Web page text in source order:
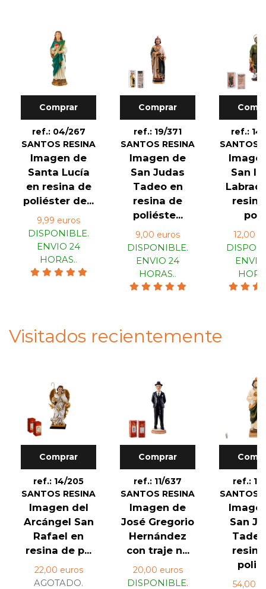
Comprar
ref.: 04/267
SANTOS RESINA
Imagen de
Santa Lucía
en resina de
poliéster de...
9,99 euros
DISPONIBLE.
ENVIO 24
HORAS..
Comprar
ref.: 19/371
SANTOS RESINA
Imagen de
San Judas
Tadeo en
resina de
poliéste...
9,00 euros
DISPONIBLE.
ENVIO 24
HORAS..
ref.:
SANTOS
San
12,00
Visitados recientemente
Comprar
ref.: 14/205
SANTOS RESINA
Imagen del
Arcángel San
Rafael en
resina de p...
22,00 euros
AGOTADO.
Comprar
ref.: 11/637
SANTOS RESINA
Imagen de
José Gregorio
Hernández
con traje n...
20,00 euros
DISPONIBLE.
ref.:
SANTOS
San
54,00